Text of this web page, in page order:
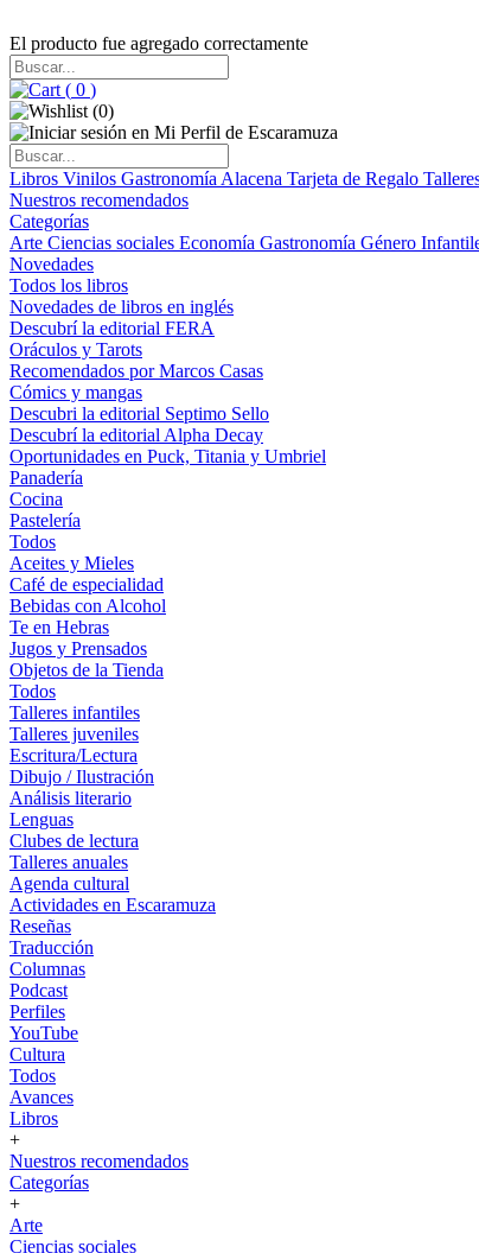
El producto fue agregado correctamente
( 0 )
(0)
Libros Vinilos Gastronomía Alacena Tarjeta de Regalo
Nuestros recomendados
Categorías
Arte Ciencias sociales Economía Gastronomía Género
Novedades
Todos los libros
Novedades de libros en inglés
Descubrí la editorial FERA
Oráculos y Tarots
Recomendados por Marcos Casas
Cómics y mangas
Descubri la editorial Septimo Sello
Descubrí la editorial Alpha Decay
Oportunidades en Puck, Titania y Umbriel
Panadería
Cocina
Pastelería
Todos
Aceites y Mieles
Café de especialidad
Bebidas con Alcohol
Te en Hebras
Jugos y Prensados
Objetos de la Tienda
Todos
Talleres infantiles
Talleres juveniles
Escritura/Lectura
Dibujo / Ilustración
Análisis literario
Lenguas
Clubes de lectura
Talleres anuales
Agenda cultural
Actividades en Escaramuza
Reseñas
Traducción
Columnas
Podcast
Perfiles
YouTube
Cultura
Todos
Avances
Libros
+
Nuestros recomendados
Categorías
+
Arte
Ciencias sociales